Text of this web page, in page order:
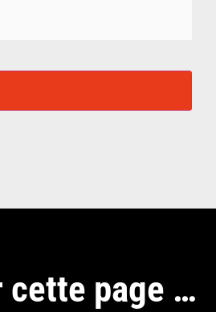
cette page …